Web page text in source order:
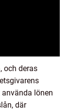
och deras
lönen
där